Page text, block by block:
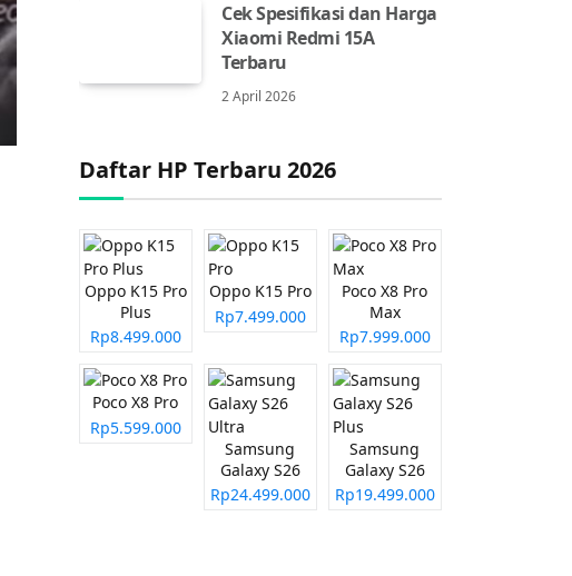
Cek Spesifikasi dan Harga
Xiaomi Redmi 15A
Terbaru
2 April 2026
Daftar HP Terbaru 2026
Oppo K15 Pro
Plus
Rp8.499.000
Oppo K15 Pro
Rp7.499.000
Poco X8 Pro
Max
Rp7.999.000
Poco X8 Pro
Rp5.599.000
Samsung
Galaxy S26
Ultra
Rp24.499.000
Samsung
Galaxy S26
Plus
Rp19.499.000